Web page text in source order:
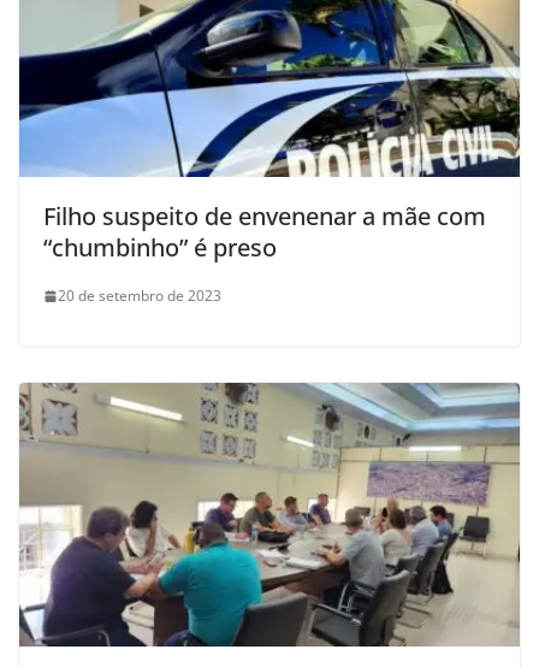
Filho suspeito de envenenar a mãe com
“chumbinho” é preso
20 de setembro de 2023